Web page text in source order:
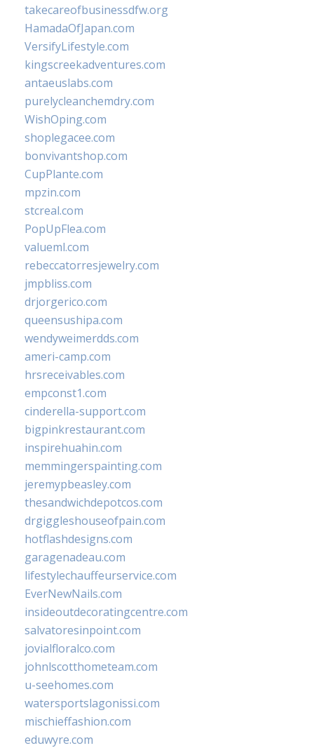
takecareofbusinessdfw.org
HamadaOfJapan.com
VersifyLifestyle.com
kingscreekadventures.com
antaeuslabs.com
purelycleanchemdry.com
WishOping.com
shoplegacee.com
bonvivantshop.com
CupPlante.com
mpzin.com
stcreal.com
PopUpFlea.com
valueml.com
rebeccatorresjewelry.com
jmpbliss.com
drjorgerico.com
queensushipa.com
wendyweimerdds.com
ameri-camp.com
hrsreceivables.com
empconst1.com
cinderella-support.com
bigpinkrestaurant.com
inspirehuahin.com
memmingerspainting.com
jeremypbeasley.com
thesandwichdepotcos.com
drgiggleshouseofpain.com
hotflashdesigns.com
garagenadeau.com
lifestylechauffeurservice.com
EverNewNails.com
insideoutdecoratingcentre.com
salvatoresinpoint.com
jovialfloralco.com
johnlscotthometeam.com
u-seehomes.com
watersportslagonissi.com
mischieffashion.com
eduwyre.com